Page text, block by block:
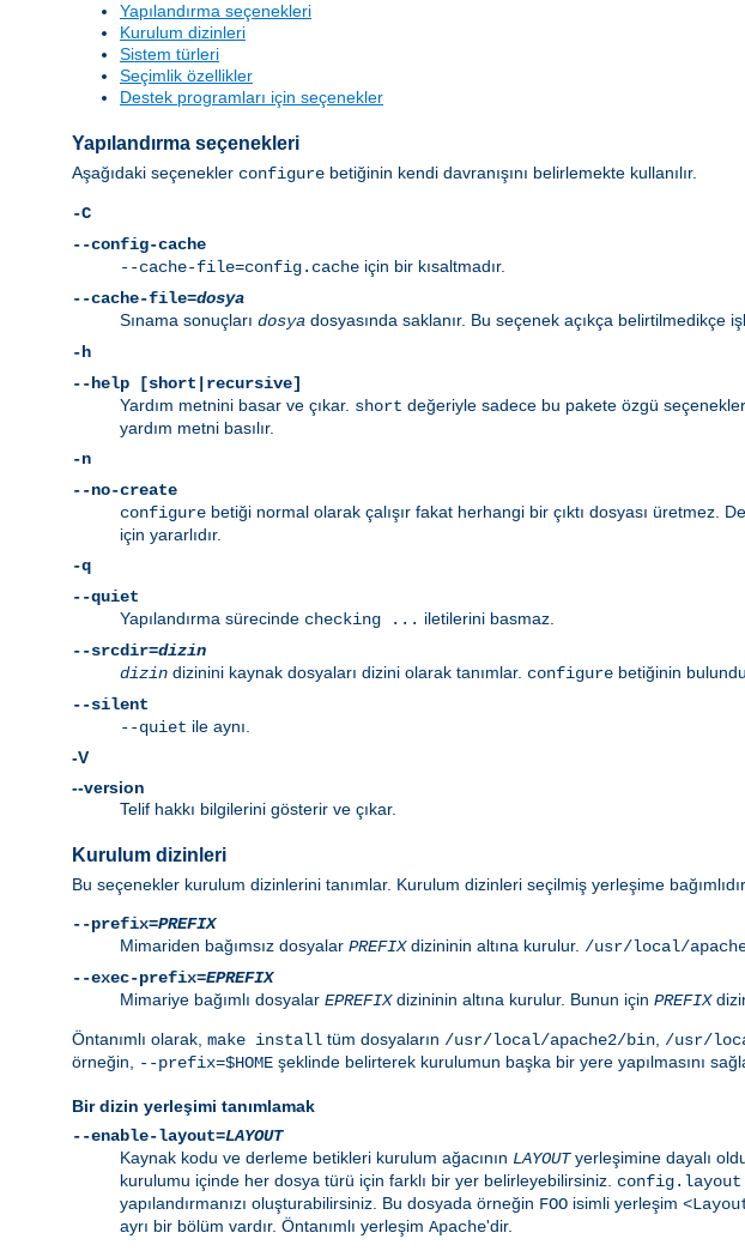
Yapılandırma seçenekleri
Kurulum dizinleri
Sistem türleri
Seçimlik özellikler
Destek programları için seçenekler
Yapılandırma seçenekleri
Aşağıdaki seçenekler configure betiğinin kendi davranışını belirlemekte kullanılır.
-C
--config-cache
--cache-file=config.cache için bir kısaltmadır.
--cache-file=dosya
Sınama sonuçları dosya dosyasında saklanır. Bu seçenek açıkça belirtilmedikçe
-h
--help [short|recursive]
Yardım metnini basar ve çıkar. short değeriyle sadece bu pakete özgü
yardım metni basılır.
-n
--no-create
configure betiği normal olarak çalışır fakat herhangi bir çıktı dosyası üretmez.
için yararlıdır.
-q
--quiet
Yapılandırma sürecinde checking ... iletilerini basmaz.
--srcdir=dizin
dizin dizinini kaynak dosyaları dizini olarak tanımlar. configure betiğinin
--silent
--quiet ile aynı.
-V
--version
Telif hakkı bilgilerini gösterir ve çıkar.
Kurulum dizinleri
Bu seçenekler kurulum dizinlerini tanımlar. Kurulum dizinleri seçilmiş yerleşime
--prefix=PREFIX
Mimariden bağımsız dosyalar PREFIXdizininin altına kurulur. /usr/local/
--exec-prefix=EPREFIX
Mimariye bağımlı dosyalar EPREFIXdizininin altına kurulur. Bunun için PREFIX
Öntanımlı olarak, make install tüm dosyaların /usr/local/apache2/bin, /usr/
örneğin, --prefix=$HOME şeklinde belirterek kurulumun başka bir yere yapılmasını
Bir dizin yerleşimi tanımlamak
--enable-layout=LAYOUT
Kaynak kodu ve derleme betikleri kurulum ağacının LAYOUTyerleşimine dayalı
kurulumu içinde her dosya türü için farklı bir yer belirleyebilirsiniz. config.layout
yapılandırmanızı oluşturabilirsiniz. Bu dosyada örneğin FOO isimli yerleşim
ayrı bir bölüm vardır. Öntanımlı yerleşim Apache'dir.